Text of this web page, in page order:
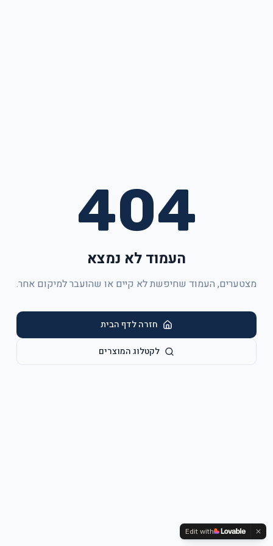
404
העמוד לא נמצא
מצטערים, העמוד שחיפשת לא קיים או שהועבר למיקום אחר.
חזרה לדף הבית
לקטלוג המוצרים
Edit with